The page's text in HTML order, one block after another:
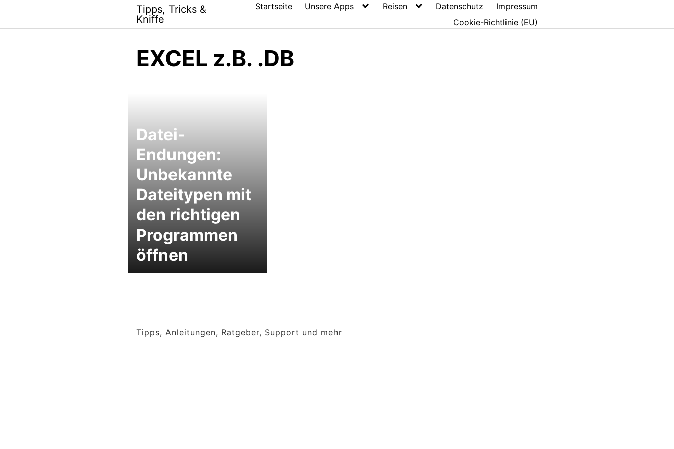
content
Tipps, Tricks &
Kniffe
Startseite Unsere Apps Reisen Datenschutz
Impressum
Cookie-Richtlinie (EU)
EXCEL z.B. .DB
Datei-
Endungen:
Unbekannte
Dateitypen mit
den richtigen
Programmen
öffnen
Tipps, Anleitungen, Ratgeber, Support und mehr